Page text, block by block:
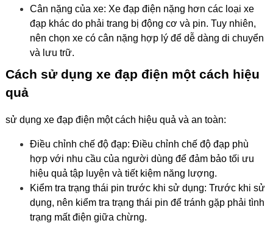
Cân nặng của xe: Xe đạp điện nặng hơn các loại xe
đạp khác do phải trang bị động cơ và pin. Tuy nhiên,
nên chọn xe có cân nặng hợp lý để dễ dàng di chuyển
và lưu trữ.
Cách sử dụng xe đạp điện một cách hiệu
quả
sử dụng xe đạp điện một cách hiệu quả và an toàn:
Điều chỉnh chế độ đạp: Điều chỉnh chế độ đạp phù
hợp với nhu cầu của người dùng để đảm bảo tối ưu
hiệu quả tập luyện và tiết kiệm năng lượng.
Kiểm tra trạng thái pin trước khi sử dụng: Trước khi sử
dụng, nên kiểm tra trạng thái pin để tránh gặp phải tình
trạng mất điện giữa chừng.